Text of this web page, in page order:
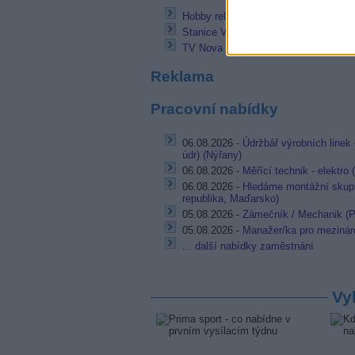
Hobby relácie na televíznych
Stanice Vltava bude mít nového
TV Nova připravuje druhou řadu
Reklama
Pracovní nabídky
06.08.2026 - Údržbář výrobních
údr) (Nýřany)
06.08.2026 - Měřící technik - elektro
06.08.2026 - Hledáme montážní
republika, Maďarsko)
05.08.2026 - Zámečník / Mechanik
05.08.2026 - Manažer/ka pro
... další nabídky zaměstnání